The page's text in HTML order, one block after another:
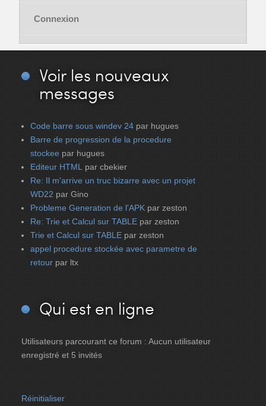
Connexion
Voir les nouveaux
messages
Code barre sous windev 24 par hugues
Barre de progression de la procedure
stockee par hugues
Editeur HTML par cbekier
Re: Il m'arrive un truc bizarre avec un projet
WD22 par Gino
Probleme Generation de l'APK par zeston
Re: Trie et Calcul sur TABLE par zeston
Trie et Calcul sur TABLE par zeston
appel procedure stockée avec parametre de
retour par ltx
Qui est en ligne
Utilisateurs parcourant ce forum : Aucun utilisateur
enregistré et 5 invités
Réinitialiser